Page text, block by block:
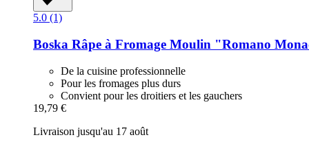
5.0 (1)
Boska Râpe à Fromage Moulin "Romano
De la cuisine professionnelle
Pour les fromages plus durs
Convient pour les droitiers et les gauchers
19,79 €
Livraison jusqu'au 17 août